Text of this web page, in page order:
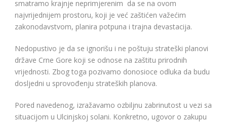
smatramo krajnje neprimjerenim da se na ovom
najvrijednijem prostoru, koji je već zaštićen važećim
zakonodavstvom, planira potpuna i trajna devastacija.
Nedopustivo je da se ignorišu i ne poštuju strateški planovi
države Crne Gore koji se odnose na zaštitu prirodnih
vrijednosti. Zbog toga pozivamo donosioce odluka da budu
dosljedni u sprovođenju strateških planova.
Pored navedenog, izražavamo ozbiljnu zabrinutost u vezi sa
situacijom u Ulcinjskoj solani. Konkretno, ugovor o zakupu